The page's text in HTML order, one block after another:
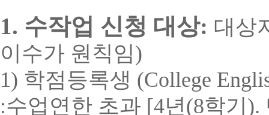
1. 수작업 신청 대상: 대상
이수가 원칙임)
1) 학점등록생 (College
:수업연한 초과 [4년(8학기 ).